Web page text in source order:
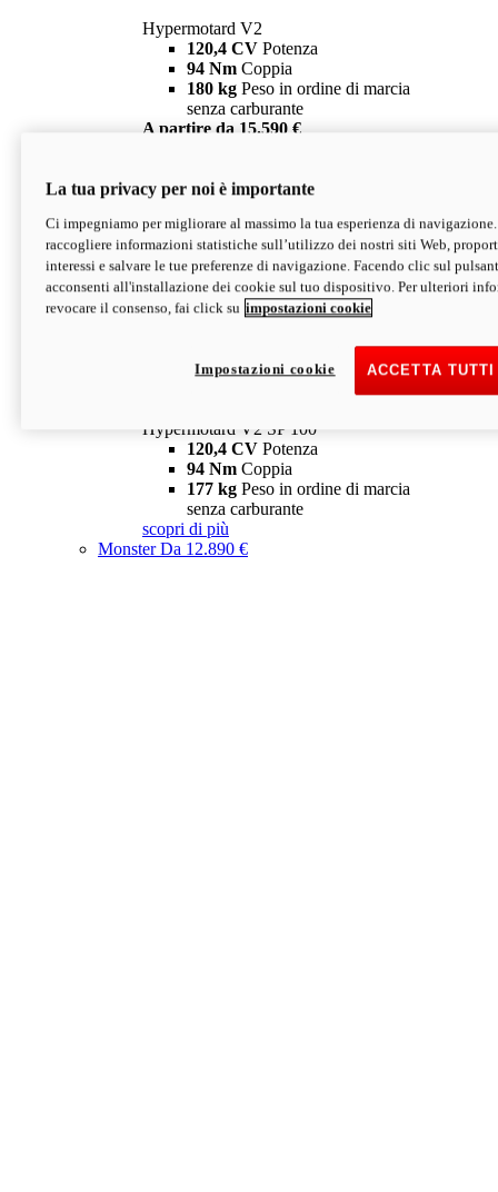
Hypermotard V2
120,4 CV Potenza
94 Nm Coppia
180 kg Peso in ordine di marcia
senza carburante
A partire da 15.590 €
V2 SP
Hypermotard V2 SP
120,4 CVPotenza
94 NmCoppia
177 kgPeso in ordine di marcia
senza carburante
Depotenziata 35 kW: 18.890 € i
configura scopri di più
Hypermotard V2 SP 100
120,4 CV Potenza
94 Nm Coppia
177 kg Peso in ordine di marcia
senza carburante
scopri di più
MonsterDa 12.890 €
La tua privacy per noi è importante
Ci impegniamo per migliorare al massimo la tua esperienza di
raccogliere informazioni statistiche sull’utilizzo dei nostri siti Web,
interessi e salvare le tue preferenze di navigazione. Facendo clic sul
acconsenti all'installazione dei cookie sul tuo dispositivo. Per ulteriori
revocare il consenso, fai click su impostazioni cookie
ACCETTA
Impostazioni cookie